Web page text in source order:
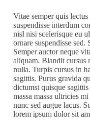
Vitae semper quis
suspendisse interdum
nisl nisi scelerisque eu
ornare suspendisse sed.
Semper auctor neque
aliquam. Blandit cursus
nulla. Turpis cursus in
sagittis. Purus gravida
dictumst quisque
massa massa ultricies
nunc sed augue lacus.
lorem ipsum dolor sit